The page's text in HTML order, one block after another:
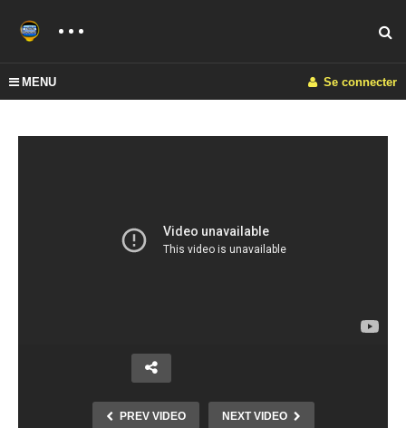
MENU Se connecter
PREV VIDEO NEXT VIDEO